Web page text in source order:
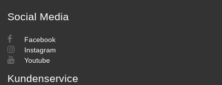
Social Media
Facebook
Instagram
Youtube
Kundenservice